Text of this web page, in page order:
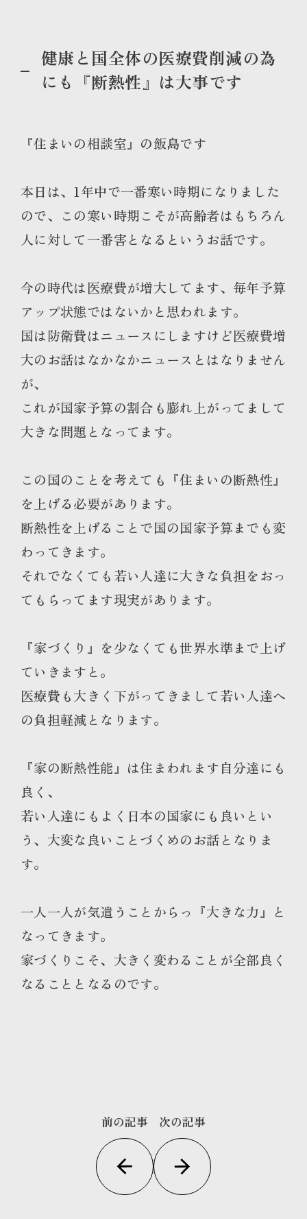
健康と国全体の医療費削減の為
にも『断熱性』は大事です
『住まいの相談室』の飯島です
本日は、1年中で一番寒い時期になりました
ので、この寒い時期こそが高齢者はもちろん
人に対して一番害となるというお話です。
今の時代は医療費が増大してます、毎年予算
アップ状態ではないかと思われます。
国は防衛費はニュースにしますけど医療費増
大のお話はなかなかニュースとはなりません
が、
これが国家予算の割合も膨れ上がってまして
大きな問題となってます。
この国のことを考えても『住まいの断熱性』
を上げる必要があります。
断熱性を上げることで国の国家予算までも変
わってきます。
それでなくても若い人達に大きな負担をおっ
てもらってます現実があります。
『家づくり』を少なくても世界水準まで上げ
ていきますと。
医療費も大きく下がってきまして若い人達へ
の負担軽減となります。
『家の断熱性能』は住まわれます自分達にも
良く、
若い人達にもよく日本の国家にも良いとい
う、大変な良いことづくめのお話となりま
す。
一人一人が気遣うことからっ『大きな力』と
なってきます。
家づくりこそ、大きく変わることが全部良く
なることとなるのです。
前の記事 次の記事